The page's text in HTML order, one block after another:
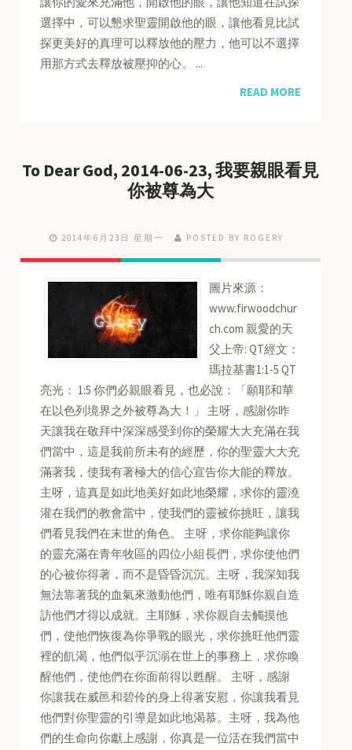
選擇中，可以懇求聖靈開啟他的眼，讓他看見比試
探更美好的真理可以釋放他的壓力，他可以不選擇
用那方式去釋放被壓抑的心。 ...
READ MORE
To Dear God, 2014-06-23, 我要親眼看見
你被尊為大
2014年6月23日 星期一 POSTED BY ROGERY
圖片來源：
www.firwoodchur
ch.com 親愛的天
父上帝: QT經文：
瑪拉基書1:1-5 QT
亮光： 1:5 你們必親眼看見，也必說：「願耶和華
在以色列境界之外被尊為大！」 主呀，感謝你昨
天讓我在敬拜中深深感受到你的榮耀大大充滿在我
們當中，這是我前所未有的經歷，你的聖靈大大充
滿著我，使我有著極大的信心宣告你大能的釋放。
主呀，這真是如此地美好如此地榮耀，求你的靈澆
灌在我們的教會當中，使我們的靈被你挑旺，讓我
們看見我們在末世的角色。 主呀，求你能夠讓你
的靈充滿在青年牧區的四位小組長們，求你使他們
的心被你得著，而不是昏昏沉沉。主呀，我深知我
無法靠著我的血氣來激動他們，唯有耶穌你親自造
訪他們才得以成就。主耶穌，求你親自去觸摸他
們，使他們恢復為你爭戰的眼光，求你挑旺他們靈
裡的飢渴，他們似乎沉溺在世上的事務上，求你喚
醒他們，使他們在你面前得以甦醒。 主呀，感謝
你讓我在威邑和碧伶的身上得著安慰，你讓我看見
他們對你聖靈的引導是如此地渴慕。主呀，我為他
們的生命向你獻上感謝，你真是一位活在我們當中